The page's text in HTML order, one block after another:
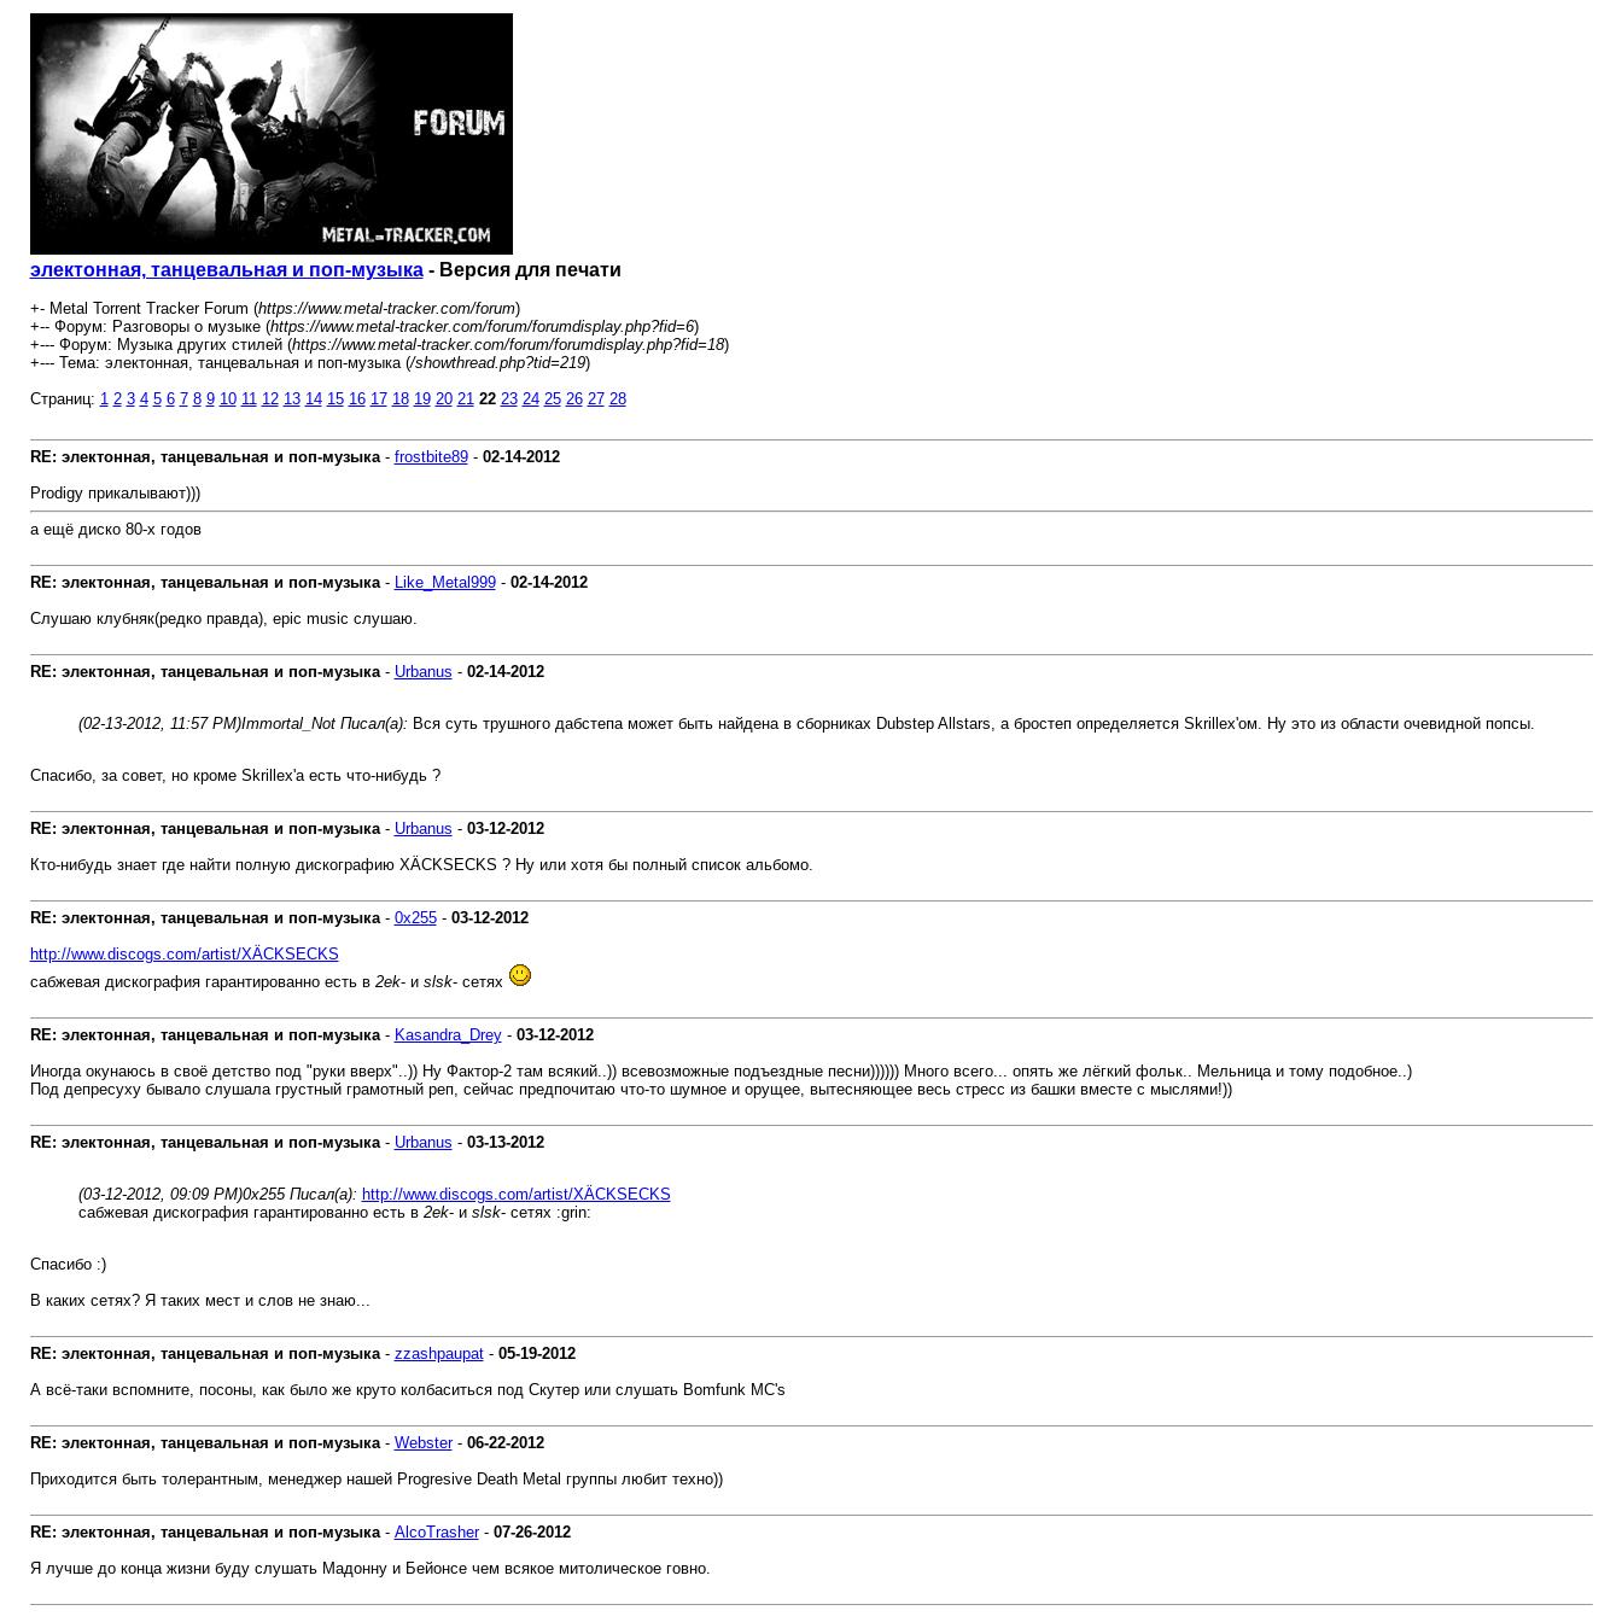
электонная, танцевальная и поп-музыка- Версия для печати
+- Metal Torrent Tracker Forum (https://www.metal-tracker.com/forum)
+-- Форум: Разговоры о музыке (https://www.metal-tracker.com/forum/forumdisplay.php?fid=6)
+--- Форум: Музыка других стилей (https://www.metal-tracker.com/forum/forumdisplay.php?fid=18)
+--- Тема: электонная, танцевальная и поп-музыка (/showthread.php?tid=219)
Страниц: 1 2 3 4 5 6 7 8 9 10 11 12 13 14 15 16 17 18 19 20 21 22 23 24 25 26 27 28
RE: электонная, танцевальная и поп-музыка- frostbite89- 02-14-2012
Prodigy прикалывают)))
а ещё диско 80-х годов
RE: электонная, танцевальная и поп-музыка- Like_Metal999- 02-14-2012
Слушаю клубняк(редко правда), epic music слушаю.
RE: электонная, танцевальная и поп-музыка- Urbanus - 02-14-2012
(02-13-2012, 11:57 PM)Immortal_Not Писал(а): Вся суть трушного дабстепа может быть найдена в сборниках Dubstep Allstars, а бростеп определяется Skrillex'ом. Ну это из области очевидной попсы.
Спасибо, за совет, но кроме Skrillex'a есть что-нибудь ?
RE: электонная, танцевальная и поп-музыка- Urbanus - 03-12-2012
Кто-нибудь знает где найти полную дискографию XÄCKSECKS ? Ну или хотя бы полный список альбомо.
RE: электонная, танцевальная и поп-музыка- 0х255- 03-12-2012
http://www.discogs.com/artist/XÄCKSECKS
сабжевая дискография гарантированно есть в 2ek- и slsk- сетях
RE: электонная, танцевальная и поп-музыка- Kasandra_Drey- 03-12-2012
Иногда окунаюсь в своё детство под "руки вверх"..)) Ну Фактор-2 там всякий..)) всевозможные подъездные песни)))))) Много всего... опять же лёгкий фольк.. Мельница и тому подобное..)
Под депресуху бывало слушала грустный грамотный реп, сейчас предпочитаю что-то шумное и орущее, вытесняющее весь стресс из башки вместе с мыслями!))
RE: электонная, танцевальная и поп-музыка- Urbanus - 03-13-2012
(03-12-2012, 09:09 PM)0х255 Писал(а): http://www.discogs.com/artist/XÄCKSECKS
сабжевая дискография гарантированно есть в 2ek- и slsk- сетях :grin:
Спасибо :)
В каких сетях? Я таких мест и слов не знаю...
RE: электонная, танцевальная и поп-музыка- zzashpaupat- 05-19-2012
А всё-таки вспомните, посоны, как было же круто колбаситься под Скутер или слушать Bomfunk MC's
RE: электонная, танцевальная и поп-музыка- Webster- 06-22-2012
Приходится быть толерантным, менеджер нашей Progresive Death Metal группы любит техно))
RE: электонная, танцевальная и поп-музыка- AlcoTrasher- 07-26-2012
Я лучше до конца жизни буду слушать Мадонну и Бейонсе чем всякое митолическое говно.